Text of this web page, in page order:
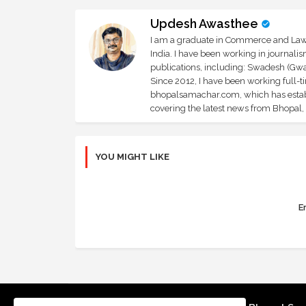
Updesh Awasthee
I am a graduate in Commerce and
India. I have been working in
publications, including: Swadesh
Since 2012, I have been working
bhopalsamachar.com, which has
covering the latest news from Bhopal,
YOU MIGHT LIKE